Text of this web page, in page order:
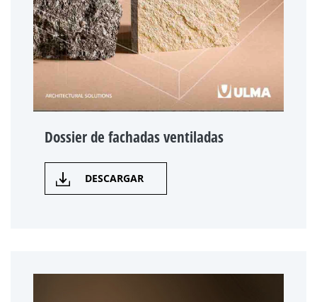
Dossier de fachadas ventiladas
DESCARGAR